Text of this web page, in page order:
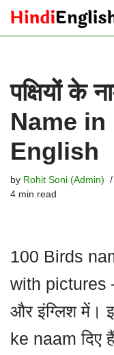
Skip
पक्षियों के
Name
English
by Rohit Soni (Admin)
4 min read
100 Birds
with pictures –
और इंग्लिश में।
ke naam दिए